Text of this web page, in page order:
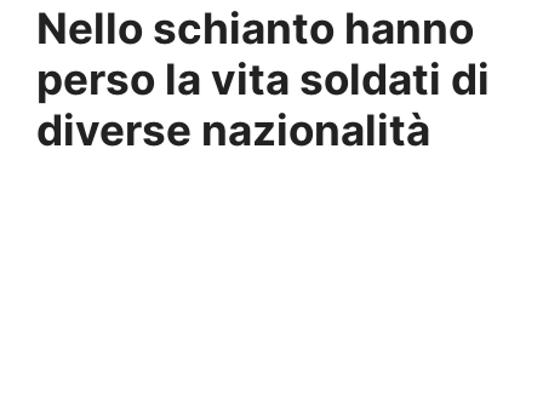
Nello schianto hanno
perso la vita soldati di
diverse nazionalità